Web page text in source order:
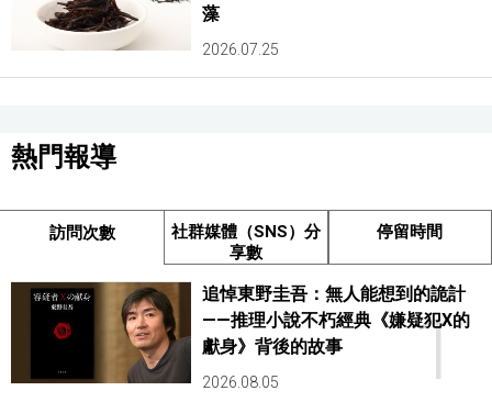
藻
2026.07.25
熱門報導
訪問次數
社群媒體（SNS）分
享數
停留時間
1
追悼東野圭吾：無人能想到的詭計
——推理小說不朽經典《嫌疑犯X的
獻身》背後的故事
2026.08.05